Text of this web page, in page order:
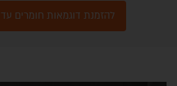
להזמנת דוגמאות חומרים